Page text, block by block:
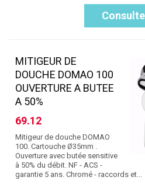
MITIGEUR DE
DOUCHE DOMAO 100
OUVERTURE A BUTEE
A 50%
69.12
Mitigeur de douche DOMAO
100. Cartouche Ø35mm .
Ouverture avec butée sensitive
à 50% du débit. NF - ACS -
garantie 5 ans. Chromé - raccords et...